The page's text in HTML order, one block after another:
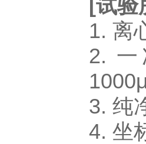
[试验
1. 离
2. 一
3. 纯
4. 坐